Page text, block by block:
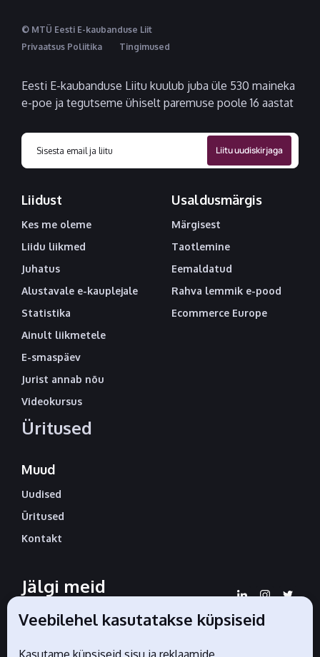
© MTÜ Eesti E-kaubanduse Liit
Privaatsus Poliitika
Tingimused
Eesti E-kaubanduse Liitu kuulub juba üle 530 maineka
e-poe ja tegutseme ühiselt paremuse poole 16 aastat
Liidust
Kes me oleme
Liidu liikmed
Juhatus
Alustavale e-kauplejale
Statistika
Ainult liikmetele
E-smaspäev
Jurist annab nõu
Videokursus
Üritused
Usaldusmärgis
Märgisest
Taotlemine
Eemaldatud
Rahva lemmik e-pood
Ecommerce Europe
Muud
Uudised
Üritused
Kontakt
Jälgi meid
sotsiaalmeedias
Veebilehel kasutatakse küpsiseid
Kasutame küpsiseid sisu ja reklaamide